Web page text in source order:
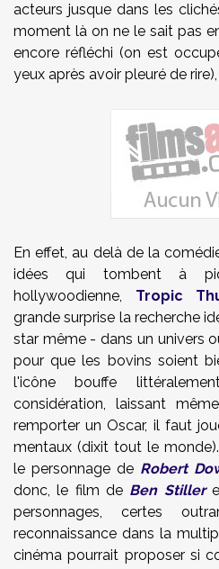
acteurs jusque dans les
moment là on ne le sait pas
encore réfléchi (on est
yeux après avoir pleuré de
En effet, au delà de la
idées qui tombent à
hollywoodienne, Tropic
grande surprise la recherche
star même - dans un univers
pour que les bovins soient
l'icône bouffe
considération, laissant
remporter un Oscar, il faut
mentaux (dixit tout le
le personnage de Robert
donc, le film de Ben Stiller
personnages, certes
reconnaissance dans la
cinéma pourrait proposer si